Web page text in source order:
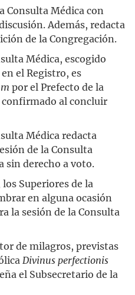
Consulta Médica con
Además, redacta
de la Congregación.
Médica, escogido
el Registro, es
por el Prefecto de la
confirmado al concluir
Médica redacta
de la Consulta
sin derecho a voto.
Superiores de la
en alguna ocasión
la sesión de la Consulta
de milagros, previstas
Divinus perfectionis
el Subsecretario de la